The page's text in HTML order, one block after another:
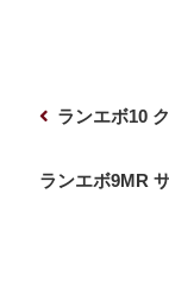
ランエボ10
ランエボ9MR